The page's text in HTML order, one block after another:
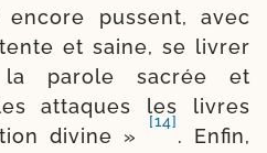
encore pussent, avec
et saine, se livrer
parole sacrée et
attaques les livres
divine »
[14]
. Enfin,